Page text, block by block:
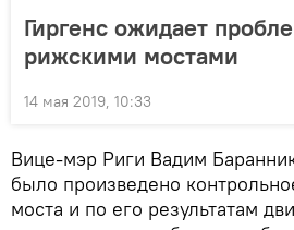
Гиргенс ожидает
рижскими мостами
14 мая 2019, 10:33
Вице-мэр Риги Вадим
было произведено
моста и по его результатам